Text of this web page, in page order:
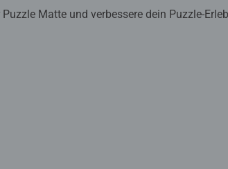
Matte und verbessere dein Puzzle-